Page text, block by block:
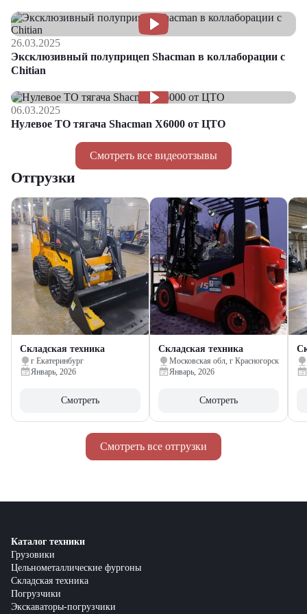
Смотреть все видеоотзывы
26.03.2025
Эксклюзивный полуприцеп Shacman в коллаборации с
Chitian
06.03.2025
Нулевое ТО тягача Shacman Х6000 от ЦТО
Смотреть все отгрузки
Отгрузки
Складская техника
г Екатеринбург
Январь, 2026
Смотреть
Складская техника
Московская обл, г Красногорск
Январь, 2026
Смотреть
Каталог техники
Грузовики
Цельнометаллические фургоны
Складская техника
Погрузчики
Экскаваторы-погрузчики